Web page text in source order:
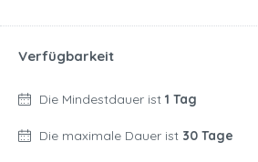
Verfügbarkeit
Die Mindestdauer ist 1 Tag
Die maximale Dauer ist 30 Tage